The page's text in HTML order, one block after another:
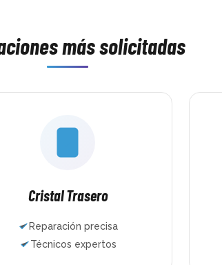
muchas
honestos,
pusieron
dos
años
la
confianza
más solicitadas
Cristal Trasero
Reparación precisa
Técnicos expertos